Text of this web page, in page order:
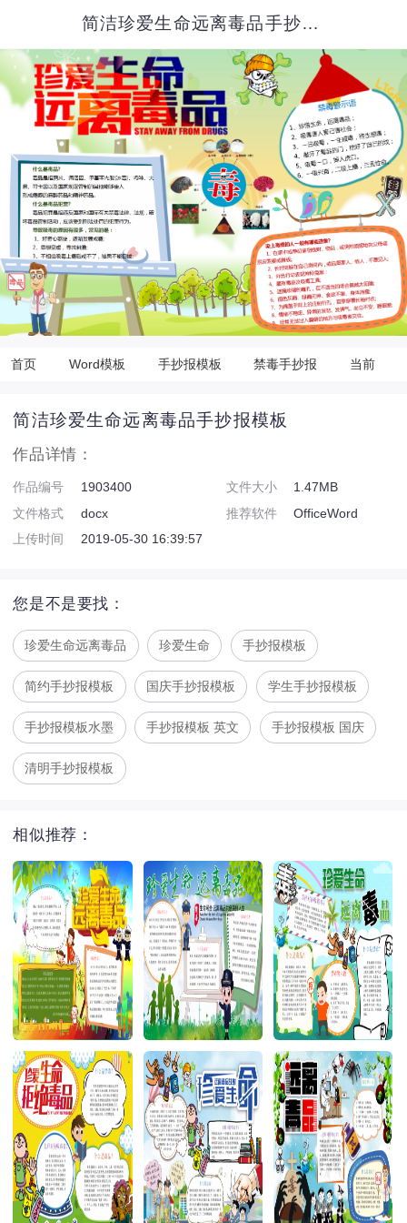
简洁珍爱生命远离毒品手抄报模板
首页 Word模板 手抄报模板 禁毒手抄报 当前
简洁珍爱生命远离毒品手抄报模板
作品详情：
作品编号 1903400 文件大小
1.47MB
文件格式
docx 推荐软件
OfficeWord
上传时间
2019-05-30 16:39:57
您是不是要找：
珍爱生命远离毒品 珍爱生命 手抄报模板
简约手抄报模板 国庆手抄报模板 学生手抄报模板
手抄报模板水墨 手抄报模板 英文 手抄报模板 国庆
清明手抄报模板
相似推荐：